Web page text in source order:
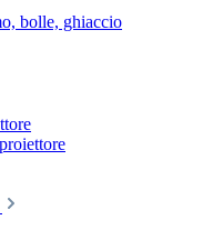
bolle, ghiaccio